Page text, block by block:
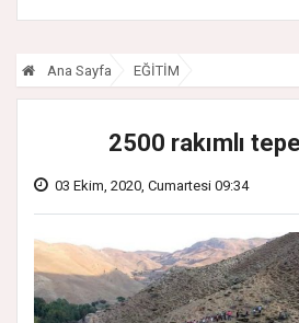
Ana Sayfa EĞİTİM
2500 rakımlı
03 Ekim, 2020, Cumartesi 09:34